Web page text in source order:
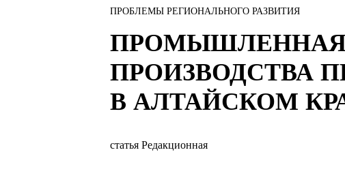
ПРОБЛЕМЫ РЕГИОНАЛЬНОГО РАЗВИТИЯ
ПРОМЫШЛЕННАЯ
ПРОИЗВОДСТВА
В АЛТАЙСКОМ
статья Редакционная